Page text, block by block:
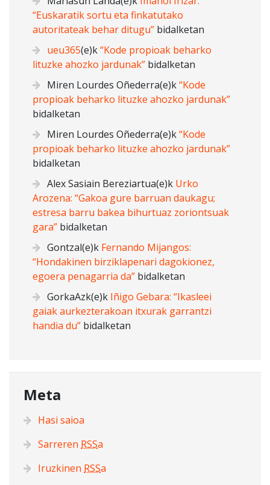
“Euskaratik sortu eta finkatutako
autoritateak behar ditugu” bidalketan
ueu365(e)k“Kode propioak beharko
lituzke ahozko jardunak” bidalketan
Miren Lourdes Oñederra(e)k“Kode
propioak beharko lituzke ahozko jardunak”
bidalketan
Miren Lourdes Oñederra(e)k“Kode
propioak beharko lituzke ahozko jardunak”
bidalketan
Alex Sasiain Bereziartua(e)k Urko
Arozena: “Gakoa gure barruan daukagu;
estresa barru bakea bihurtuaz zoriontsuak
gara” bidalketan
Gontzal(e)k Fernando Mijangos:
“Hondakinen birziklapenari dagokionez,
egoera penagarria da” bidalketan
GorkaAzk(e)k Iñigo Gebara: “Ikasleei
gaiak aurkezterakoan itxurak garrantzi
handia du” bidalketan
Meta
Hasi saioa
Sarreren RSSa
Iruzkinen RSSa